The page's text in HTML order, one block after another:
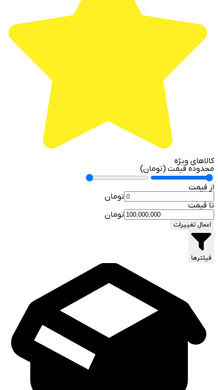
کالاهای ویژه
محدوده قیمت (تومان)
از قیمت
تومان
تا قیمت
تومان
اعمال تغییرات
فیلترها